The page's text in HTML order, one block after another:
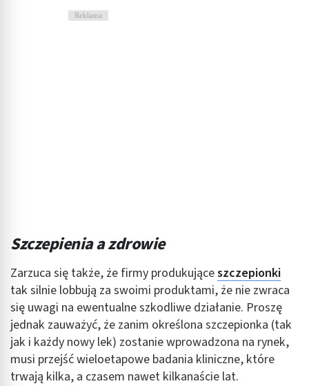
Reklama
Szczepienia a zdrowie
Zarzuca się także, że firmy produkująceszczepionki
tak silnie lobbują za swoimi produktami, że nie zwraca
się uwagi na ewentualne szkodliwe działanie. Proszę
jednak zauważyć, że zanim określona szczepionka (tak
jak i każdy nowy lek) zostanie wprowadzona na rynek,
musi przejść wieloetapowe badania kliniczne, które
trwają kilka, a czasem nawet kilkanaście lat.
Wykorzystywanie profili w celu doboru
spersonalizowanych treści
aktywnie żądanych informacji
Cele przetwarzania inne niż IAB:
Niezbędne
Wydajność (Performance)
Reklama / śledzenie